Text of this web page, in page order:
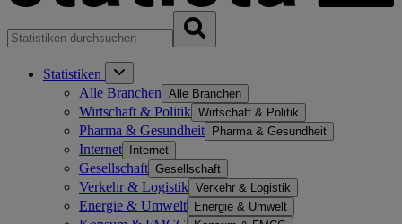
Statistiken
Alle Branchen Alle Branchen
Wirtschaft & Politik Wirtschaft & Politik
Pharma & Gesundheit Pharma & Gesundheit
Internet Internet
Gesellschaft Gesellschaft
Verkehr & Logistik Verkehr & Logistik
Energie & Umwelt Energie & Umwelt